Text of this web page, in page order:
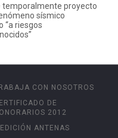
temporalmente proyecto
sísmico
“a riesgos
CON NOSOTROS
DE
2012
ANTENAS